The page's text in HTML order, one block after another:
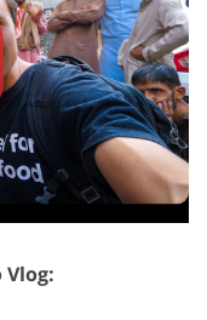
Vlog: